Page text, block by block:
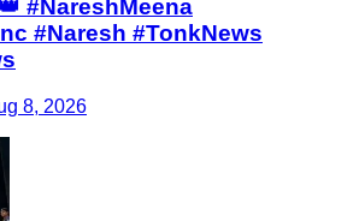
#NareshMeena
#Naresh #TonkNews
8, 2026